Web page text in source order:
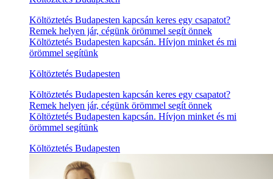
Költöztetés Budapesten kapcsán keres egy csapatot?
Remek helyen jár, cégünk örömmel segít önnek
Költöztetés Budapesten kapcsán. Hívjon minket és mi
örömmel segítünk
Költöztetés Budapesten
Költöztetés Budapesten kapcsán keres egy csapatot?
Remek helyen jár, cégünk örömmel segít önnek
Költöztetés Budapesten kapcsán. Hívjon minket és mi
örömmel segítünk
Költöztetés Budapesten